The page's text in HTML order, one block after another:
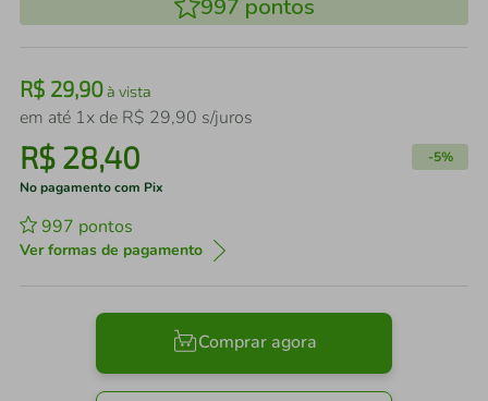
997 pontos
R$ 29,90à vista
em até 1x de R$ 29,90 s/juros
R$ 28,40 -5%
No pagamento com Pix
997 pontos
Ver formas de pagamento
Comprar agora